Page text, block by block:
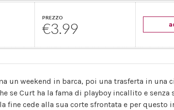
PREZZO
€3.99
un weekend in barca, poi una trasferta in una
se Curt ha la fama di playboy incallito e senza
fine cede alla sua corte sfrontata e per questo